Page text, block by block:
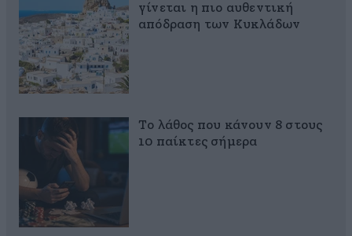
γίνεται η πιο αυθεντική
απόδραση των Κυκλάδων
Το λάθος που κάνουν 8 στους
10 παίκτες σήμερα